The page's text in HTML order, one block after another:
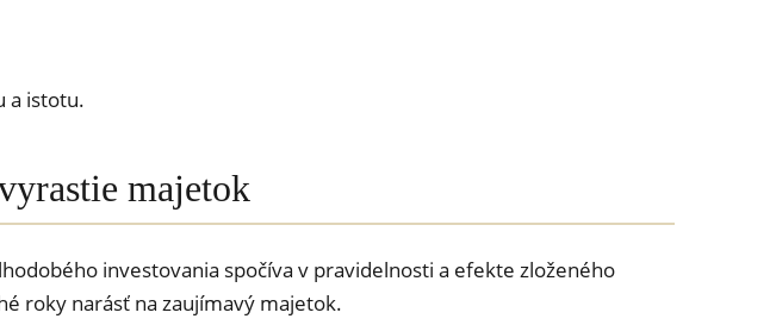
a istotu.
majetok
investovania spočíva v pravidelnosti a efekte zloženého
roky narásť na zaujímavý majetok.